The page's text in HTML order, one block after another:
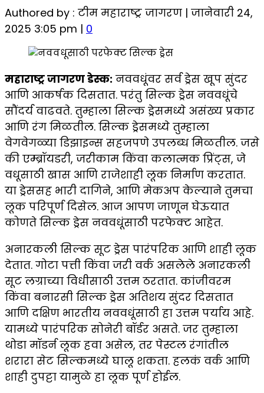
Authored by : टीम महाराष्ट्र जागरण | जानेवारी 24,
2025 3:05 pm | 0
महाराष्ट्र जागरण डेस्क: नववधूंवर सर्व ड्रेस खूप सुंदर
आणि आकर्षक दिसतात. परंतु सिल्क ड्रेस नववधूंचे
सौंदर्य वाढवते. तुम्हाला सिल्क ड्रेसमध्ये असंख्य प्रकार
आणि रंग मिळतील. सिल्क ड्रेसमध्ये तुम्हाला
वेगवेगळ्या डिझाइन्स सहजपणे उपलब्ध मिळतील. जसे
की एम्ब्रॉयडरी, जरीकाम किंवा कलात्मक प्रिंट्स, जे
वधूसाठी खास आणि राजेशाही लूक निर्माण करतात.
या ड्रेससह भारी दागिने, आणि मेकअप केल्याने तुमचा
लूक परिपूर्ण दिसेल. आज आपण जाणून घेऊयात
कोणते सिल्क ड्रेस नववधूंसाठी परफेक्ट आहेत.
अनारकली सिल्क सूट ड्रेस पारंपरिक आणि शाही लूक
देतात. गोटा पत्ती किंवा जरी वर्क असलेले अनारकली
सूट लग्राच्या विधीसाठी उत्तम ठरतात. कांजीवरम
किंवा बनारसी सिल्क ड्रेस अतिशय सुंदर दिसतात
आणि दक्षिण भारतीय नववधूंसाठी हा उत्तम पर्याय आहे.
यामध्ये पारंपरिक सोनेरी बॉर्डर असते. जर तुम्हाला
थोडा मॉडर्न लूक हवा असेल, तर पेस्टल रंगांतील
शरारा सेट सिल्कमध्ये घालू शकता. हलकं वर्क आणि
शाही दुपट्टा यामुळे हा लूक पूर्ण होईल.